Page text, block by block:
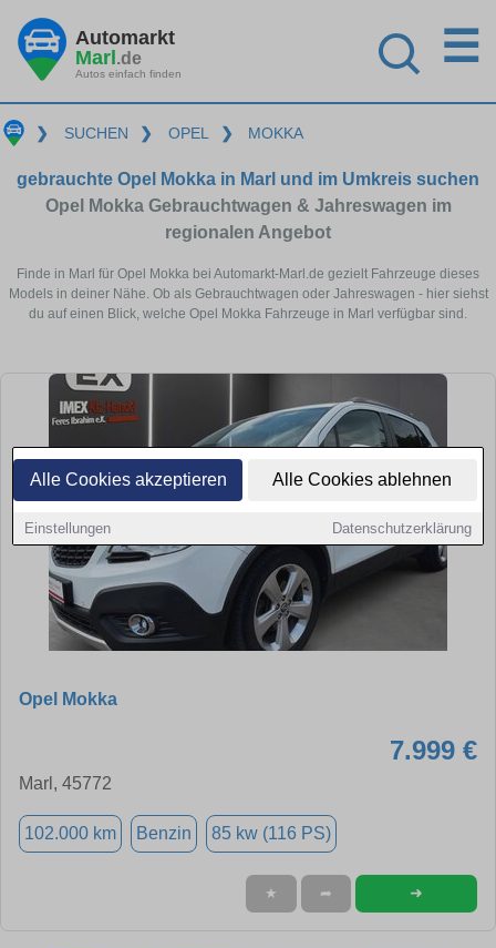
Alle Cookies akzeptieren Alle Cookies ablehnen
Einstellungen Datenschutzerklärung
Automarkt
Marl.de
Autos einfach finden
☰
❯ SUCHEN ❯ OPEL ❯ MOKKA
gebrauchte Opel Mokka in Marl und im Umkreis suchen
Opel Mokka Gebrauchtwagen & Jahreswagen im
regionalen Angebot
Finde in Marl für Opel Mokka bei Automarkt-Marl.de gezielt Fahrzeuge dieses
Models in deiner Nähe. Ob als Gebrauchtwagen oder Jahreswagen - hier siehst
du auf einen Blick, welche Opel Mokka Fahrzeuge in Marl verfügbar sind.
Opel Mokka
7.999 €
Marl, 45772
102.000 km Benzin 85 kw (116 PS)
★ ➦ ➜